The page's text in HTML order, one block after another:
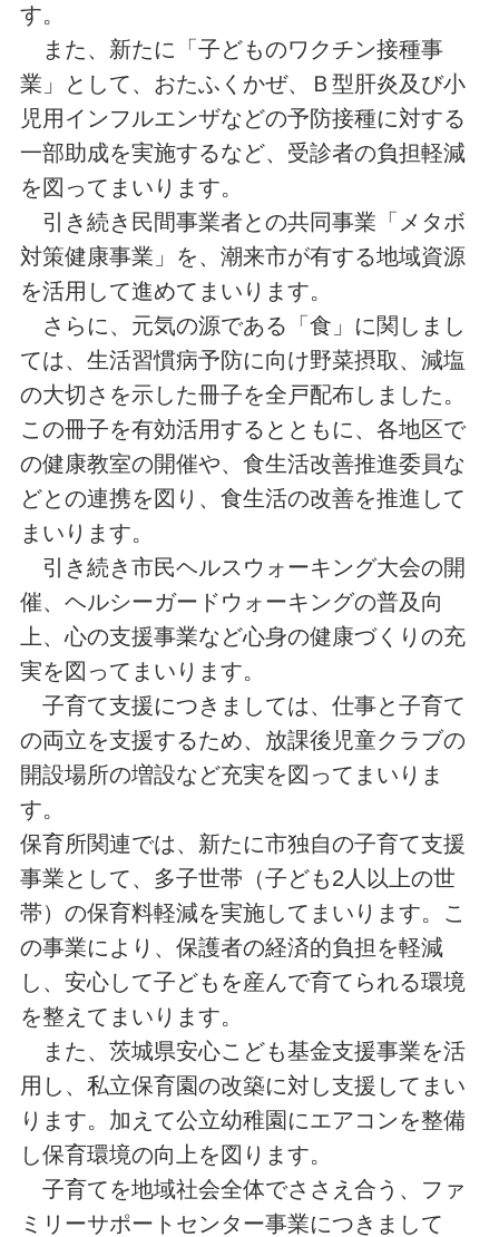
す。
また、新たに「子どものワクチン接種事
業」として、おたふくかぜ、Ｂ型肝炎及び小
児用インフルエンザなどの予防接種に対する
一部助成を実施するなど、受診者の負担軽減
を図ってまいります。
引き続き民間事業者との共同事業「メタボ
対策健康事業」を、潮来市が有する地域資源
を活用して進めてまいります。
さらに、元気の源である「食」に関しまし
ては、生活習慣病予防に向け野菜摂取、減塩
の大切さを示した冊子を全戸配布しました。
この冊子を有効活用するとともに、各地区で
の健康教室の開催や、食生活改善推進委員な
どとの連携を図り、食生活の改善を推進して
まいります。
引き続き市民ヘルスウォーキング大会の開
催、ヘルシーガードウォーキングの普及向
上、心の支援事業など心身の健康づくりの充
実を図ってまいります。
子育て支援につきましては、仕事と子育て
の両立を支援するため、放課後児童クラブの
開設場所の増設など充実を図ってまいりま
す。
保育所関連では、新たに市独自の子育て支援
事業として、多子世帯（子ども2人以上の世
帯）の保育料軽減を実施してまいります。こ
の事業により、保護者の経済的負担を軽減
し、安心して子どもを産んで育てられる環境
を整えてまいります。
また、茨城県安心こども基金支援事業を活
用し、私立保育園の改築に対し支援してまい
ります。加えて公立幼稚園にエアコンを整備
し保育環境の向上を図ります。
子育てを地域社会全体でささえ合う、ファ
ミリーサポートセンター事業につきまして